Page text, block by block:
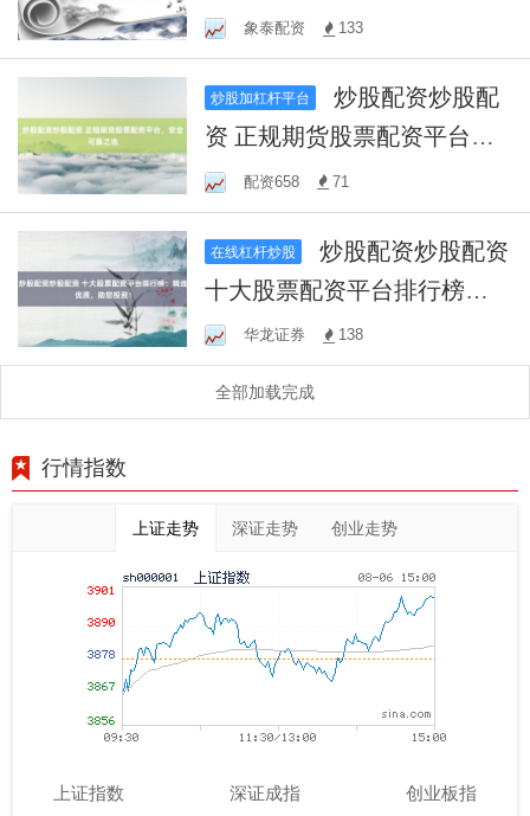
握投资机遇
象泰配资 133
炒股加杠杆平台
炒股配资炒股配
资 正规期货股票配资平台，
安全可靠之选
配资658 71
在线杠杆炒股
炒股配资炒股配资
十大股票配资平台排行榜：
精选优质，助您投资！
华龙证券 138
全部加载完成
行情指数
上证走势 深证走势 创业走势
上证指数 深证成指 创业板指